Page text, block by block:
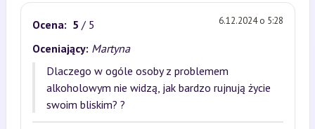
Ocena: 5 / 5 6.12.2024 o 5:28
Oceniający: Martyna
Dlaczego w ogóle osoby z problemem
alkoholowym nie widzą, jak bardzo rujnują życie
swoim bliskim? ?